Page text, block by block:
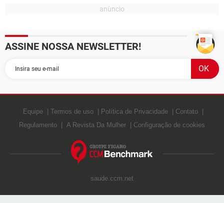
ASSINE NOSSA NEWSLETTER!
Equipe Termos de uso Política de Privacidade
Contato
Regulamento
A Revista Da Mulher Configuração de cookies
saude.ccm.net